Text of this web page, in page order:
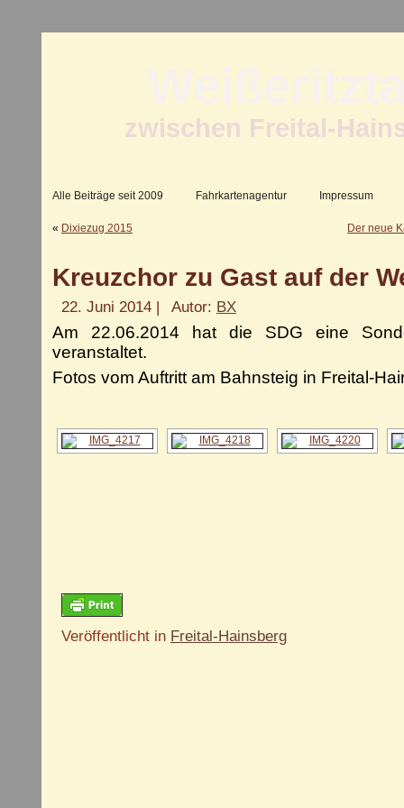
zwischen Freital-
Alle Beiträge seit 2009 Fahrkartenagentur Impressum
« Dixiezug 2015 Der neue
Kreuzchor zu Gast auf der
22. Juni 2014 | Autor: BX
Am 22.06.2014 hat die SDG eine
veranstaltet.
Fotos vom Auftritt am Bahnsteig in Freital-
Veröffentlicht in Freital-Hainsberg